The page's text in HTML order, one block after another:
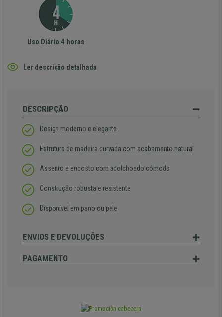
Uso Diário 4 horas
Ler descrição detalhada
DESCRIPÇÃO
Design moderno e elegante
Estrutura de madeira curvada com acabamento natural
Assento e encosto com acolchoado cómodo
Construção robusta e resistente
Disponível em pano ou pele
ENVIOS E DEVOLUÇÕES
PAGAMENTO